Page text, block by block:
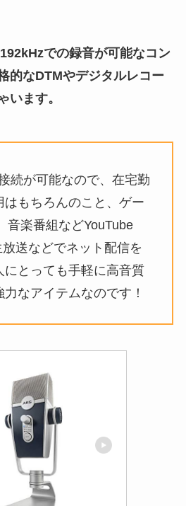
での録音が可能なコン
的なDTMやデジタルレコー
います。
続が可能なので、在宅勤
もちろんのこと、ゲー
音楽番組などYouTube
送などでネット配信を
にとっても手軽に高音質
なアイテムなのです！